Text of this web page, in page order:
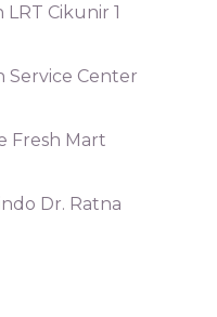
Cikunir 1
Service Center
Fresh Mart
Dr. Ratna